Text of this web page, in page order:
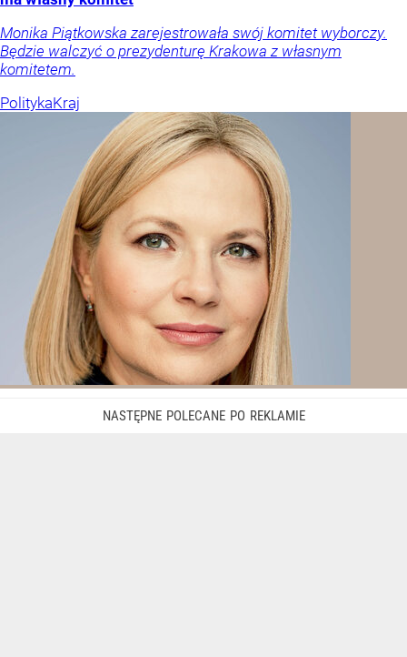
Monika Piątkowska zarejestrowała swój komitet wyborczy.
Będzie walczyć o prezydenturę Krakowa z własnym
komitetem.
PolitykaKraj